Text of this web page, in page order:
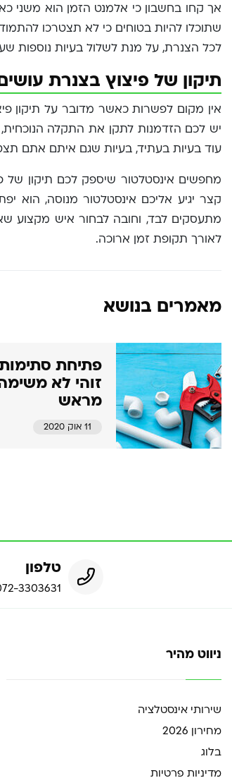
אך קחו בחשבון כי אלמנט הזמן הוא משני
שתוכלו להיות בטוחים כי לא תצטרכו
לכל הצנרת, על מנת לשלול בעיות נוספות
תיקון של פיצוץ בצנרת
אין מקום לפשרות כאשר מדובר על תיקון
יש לכם הזדמנות לתקן את התקלה
עוד בעיות בעתיד, בעיות שגם איתם אתם
מחפשים אינסטלטור שיספק לכם תיקון של
קצר יגיע אליכם אינסטלטור מנוסה, הוא
מתעסקים לבד, וחובה לבחור איש מקצוע
לאורך תקופת זמן ארוכה.
מאמרים בנושא
פתיחת
זוהי לא
מראש
11 אוק 2020
טלפון
3303631
ניווט מהיר
שירותי אינסטלציה
מחירון 2026
בלוג
מדיניות פרטיות